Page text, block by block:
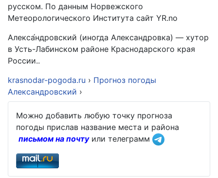
русском. По данным Норвежского
Метеорологического Института сайт YR.no
Алекса́ндровский (иногда Александровка) — хутор
в Усть-Лабинском районе Краснодарского края
России..
krasnodar-pogoda.ru › Прогноз погоды
Александровский ›
Можно добавить любую точку прогноза
погоды прислав название места и района
письмом на почтуили телеграмм